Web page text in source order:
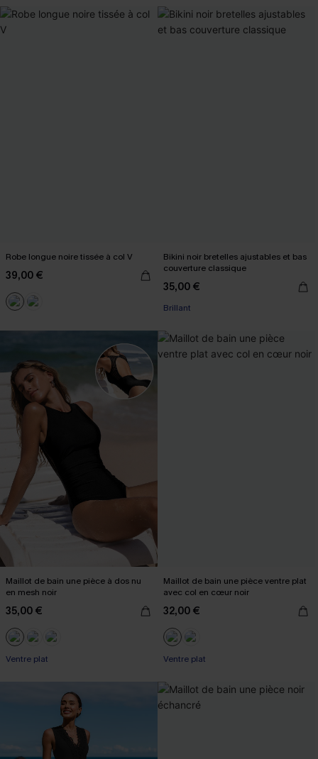
Robe longue noire tissée à col V
39,00 €
Bikini noir bretelles ajustables et bas
couverture classique
35,00 €
Brillant
Maillot de bain une pièce à dos nu
en mesh noir
35,00 €
Ventre plat
Maillot de bain une pièce ventre plat
avec col en cœur noir
32,00 €
Ventre plat